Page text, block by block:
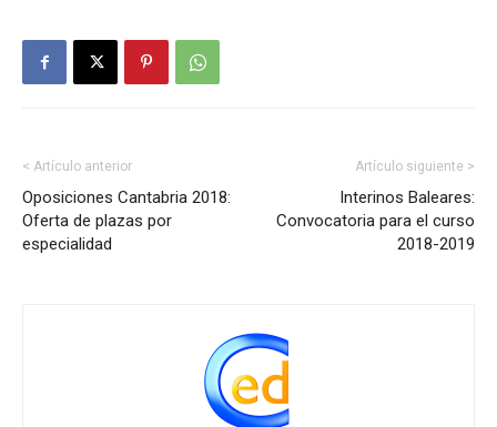
< Artículo anterior
Oposiciones Cantabria 2018:
Oferta de plazas por
especialidad
Artículo siguiente >
Interinos Baleares:
Convocatoria para el curso
2018-2019